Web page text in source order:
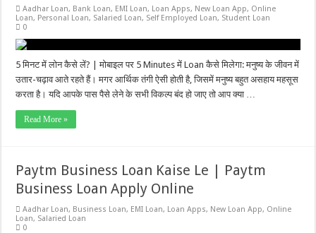
Aadhar Loan, Bank Loan, EMI Loan, Loan Apps, New Loan App, Online
Loan, Personal Loan, Salaried Loan, Self Employed Loan, Student Loan
0
5 मिनट में लोन कैसे लें? | मोबाइल पर 5 Minutes में Loan कैसे मिलेगा: मनुष्य के जीवन में
उतार-चढ़ाव आते रहते हैं। मगर आर्थिक तंगी ऐसी होती है, जिसमें मनुष्य बहुत असहाय महसूस
करता है। यदि आपके पास पैसे लेने के सभी विकल्प बंद हो जाए तो आप क्या …
Read More »
Paytm Business Loan Kaise Le | Paytm
Business Loan Apply Online
Aadhar Loan, Business Loan, EMI Loan, Loan Apps, New Loan App, Online
Loan, Salaried Loan
0